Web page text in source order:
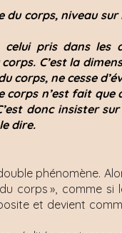
corps, niveau
pris dans les
C’est la
corps, ne cesse
corps n’est fait
donc insister
dire.
phénomène.
corps », comme
et devient